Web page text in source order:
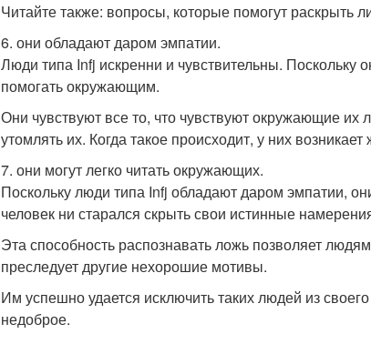
Читайте также: вопросы, которые помогут раскрыть
6. они обладают даром эмпатии.
Люди типа Infj искренни и чувствительны. Поскольку
помогать окружающим.
Они чувствуют все то, что чувствуют окружающие
утомлять их. Когда такое происходит, у них
7. они могут легко читать окружающих.
Поскольку люди типа Infj обладают даром эмпатии,
человек ни старался скрыть свои истинные
Эта способность распознавать ложь позволяет
преследует другие нехорошие мотивы.
Им успешно удается исключить таких людей из
недоброе.